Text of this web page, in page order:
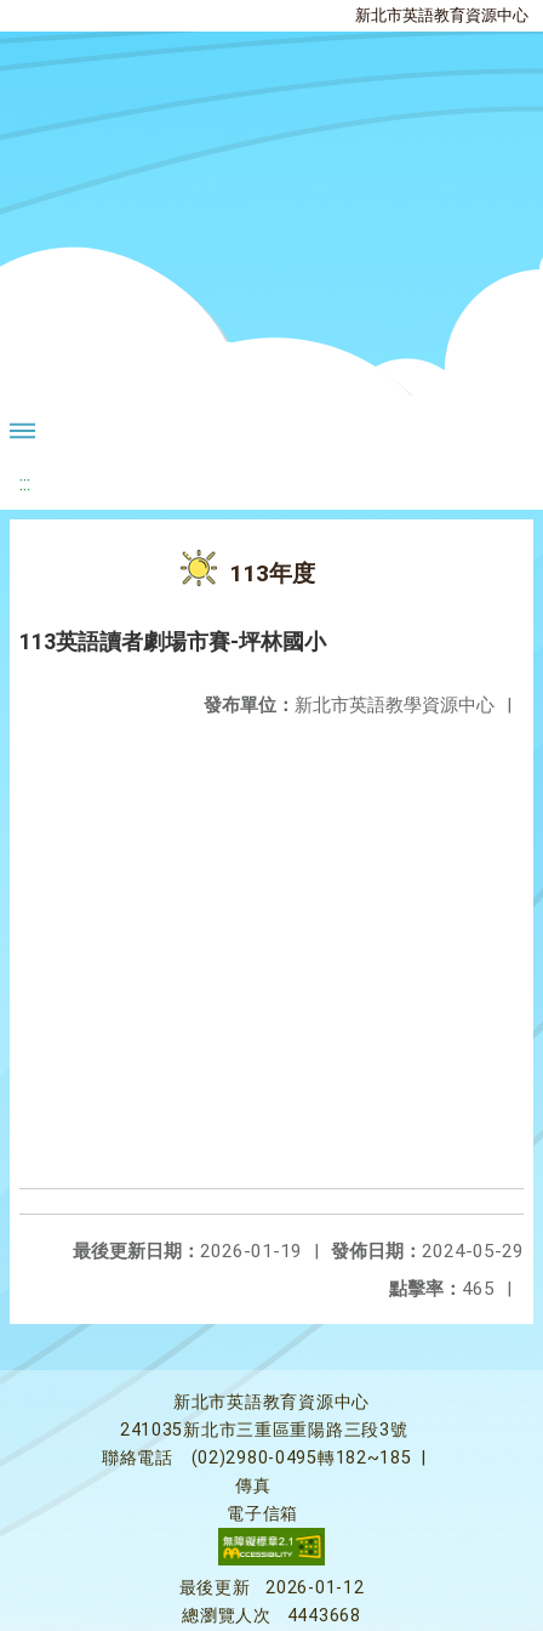
新北市英語教育資源中心
:::
113年度
113英語讀者劇場市賽-坪林國小
發布單位： 新北市英語教學資源中心 |
發佈日期： 2024-05-29
最後更新日期： 2026-01-19
|
點擊率： 465 |
新北市英語教育資源中心
241035新北市三重區重陽路三段3號
聯絡電話
(02)2980-0495轉182~185
傳真
電子信箱
最後更新
2026-01-12
總瀏覽人次
4443668